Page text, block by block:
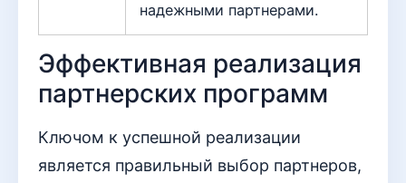
надежными партнерами.
Эффективная реализация
партнерских программ
Ключом к успешной реализации
является правильный выбор партнеров,